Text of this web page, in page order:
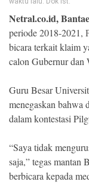
©
Copyright
2026
All
Right
Reserved
Netral.co.id,
periode 2018-2021,
bicara terkait klaim
calon Gubernur dan
Guru Besar
menegaskan bahwa
dalam kontestasi
“Saya tidak
saja,” tegas mantan
berbicara kepada